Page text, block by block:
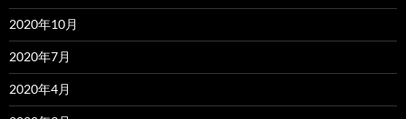
2020年10月
2020年7月
2020年4月